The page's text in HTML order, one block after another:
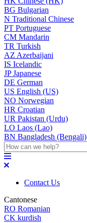
BG Bulgarian
N Traditional Chinese
PT Portuguese
CM Mandarin
TR Turkish
AZ Azerbaijani
IS Icelandic
JPJapanese
DE German
US English (US)
NO Norwegian
HR Croatian
UR Pakistan (Urdu)
LO Laos (Lao)
BN Bangladesh (Bengali)
Contact Us
Cantonese
RO Romanian
CK kurdish